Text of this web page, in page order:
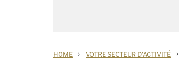
HOME › VOTRE SECTEUR D'ACTIVITÉ ›